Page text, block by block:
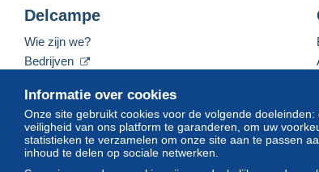
Informatie over cookies
Onze site gebruikt cookies voor de volgende
veiligheid van ons platform te garanderen, om uw
statistieken te verzamelen om onze site aan te passen
inhoud te delen op sociale netwerken.
Delcampe
Wie zijn we?
Bedrijven
Neem contact met ons op